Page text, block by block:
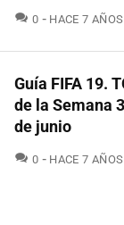
0 COMENTARIOS
HACE 7 AÑOS
Guía FIFA 19.
de la Semana
de junio
0 COMENTARIOS
HACE 7 AÑOS